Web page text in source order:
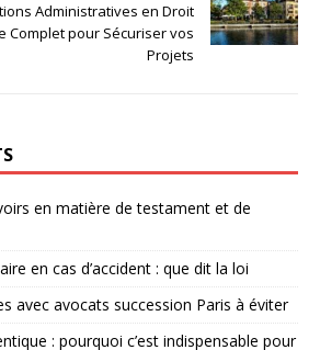
Administratives en Droit
Complet pour Sécuriser vos
Projets
en matière de testament et de
en cas d’accident : que dit la loi
avec avocats succession Paris à éviter
: pourquoi c’est indispensable pour